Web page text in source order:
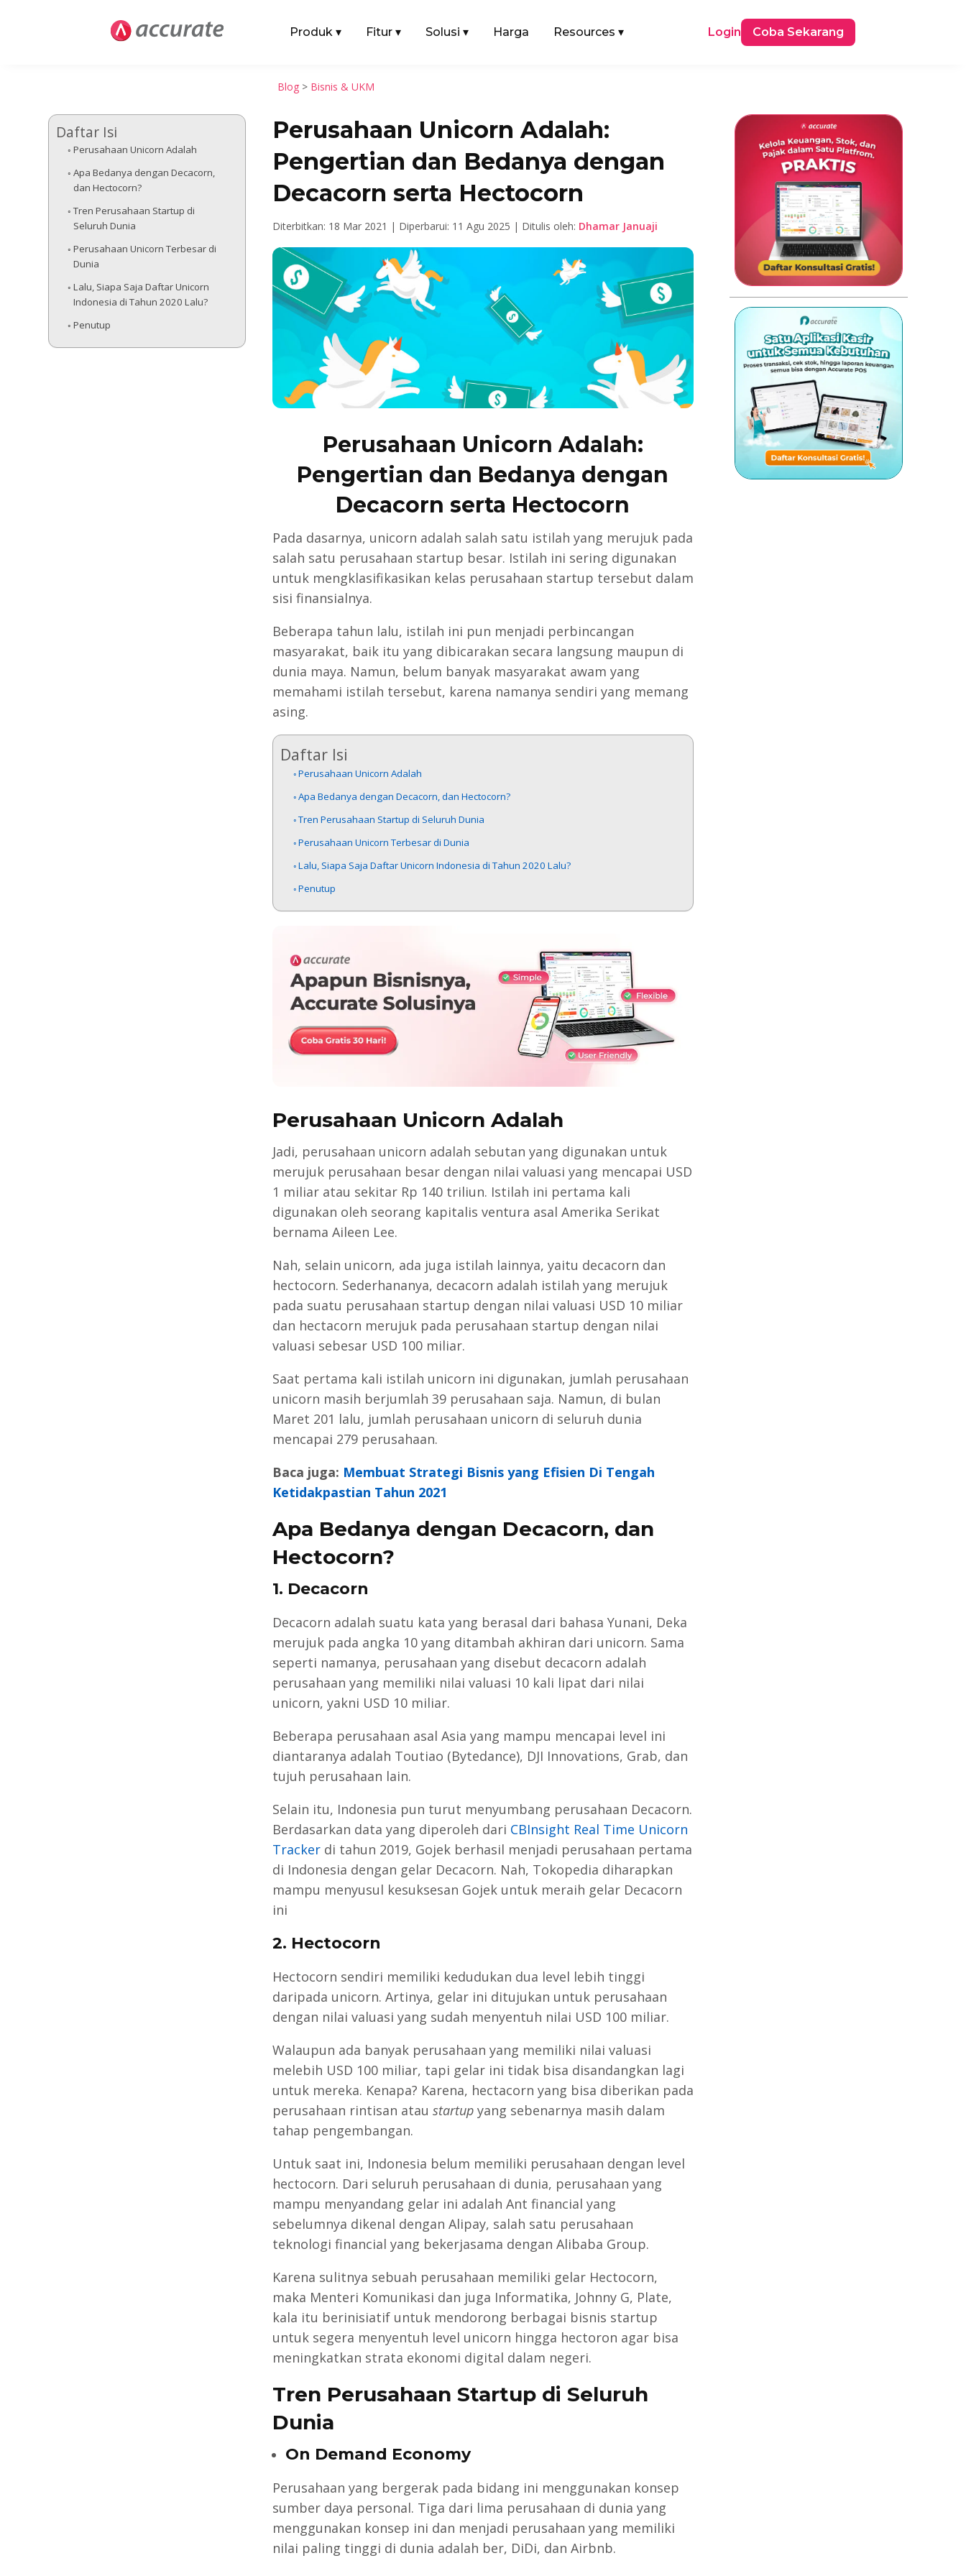
Produk ▾ Fitur ▾ Solusi ▾ Harga Resources ▾ Login Coba Sekarang
Blog > Bisnis & UKM
Daftar Isi
Perusahaan Unicorn Adalah
Apa Bedanya dengan Decacorn,
dan Hectocorn?
Tren Perusahaan Startup di
Seluruh Dunia
Perusahaan Unicorn Terbesar di
Dunia
Lalu, Siapa Saja Daftar Unicorn
Indonesia di Tahun 2020 Lalu?
Penutup
Perusahaan Unicorn Adalah:
Pengertian dan Bedanya dengan
Decacorn serta Hectocorn
Diterbitkan: 18 Mar 2021 | Diperbarui: 11 Agu 2025 | Ditulis oleh: Dhamar Januaji
Perusahaan Unicorn Adalah:
Pengertian dan Bedanya dengan
Decacorn serta Hectocorn
Pada dasarnya, unicorn adalah salah satu istilah yang merujuk pada
salah satu perusahaan startup besar. Istilah ini sering digunakan
untuk mengklasifikasikan kelas perusahaan startup tersebut dalam
sisi finansialnya.
Beberapa tahun lalu, istilah ini pun menjadi perbincangan
masyarakat, baik itu yang dibicarakan secara langsung maupun di
dunia maya. Namun, belum banyak masyarakat awam yang
memahami istilah tersebut, karena namanya sendiri yang memang
asing.
Daftar Isi
Perusahaan Unicorn Adalah
Apa Bedanya dengan Decacorn, dan Hectocorn?
Tren Perusahaan Startup di Seluruh Dunia
Perusahaan Unicorn Terbesar di Dunia
Lalu, Siapa Saja Daftar Unicorn Indonesia di Tahun 2020 Lalu?
Penutup
Perusahaan Unicorn Adalah
Jadi, perusahaan unicorn adalah sebutan yang digunakan untuk
merujuk perusahaan besar dengan nilai valuasi yang mencapai USD
1 miliar atau sekitar Rp 140 triliun. Istilah ini pertama kali
digunakan oleh seorang kapitalis ventura asal Amerika Serikat
bernama Aileen Lee.
Nah, selain unicorn, ada juga istilah lainnya, yaitu decacorn dan
hectocorn. Sederhananya, decacorn adalah istilah yang merujuk
pada suatu perusahaan startup dengan nilai valuasi USD 10 miliar
dan hectacorn merujuk pada perusahaan startup dengan nilai
valuasi sebesar USD 100 miliar.
Saat pertama kali istilah unicorn ini digunakan, jumlah perusahaan
unicorn masih berjumlah 39 perusahaan saja. Namun, di bulan
Maret 201 lalu, jumlah perusahaan unicorn di seluruh dunia
mencapai 279 perusahaan.
Baca juga: Membuat Strategi Bisnis yang Efisien Di Tengah
Ketidakpastian Tahun 2021
Apa Bedanya dengan Decacorn, dan
Hectocorn?
1. Decacorn
Decacorn adalah suatu kata yang berasal dari bahasa Yunani, Deka
merujuk pada angka 10 yang ditambah akhiran dari unicorn. Sama
seperti namanya, perusahaan yang disebut decacorn adalah
perusahaan yang memiliki nilai valuasi 10 kali lipat dari nilai
unicorn, yakni USD 10 miliar.
Beberapa perusahaan asal Asia yang mampu mencapai level ini
diantaranya adalah Toutiao (Bytedance), DJI Innovations, Grab, dan
tujuh perusahaan lain.
Selain itu, Indonesia pun turut menyumbang perusahaan Decacorn.
Berdasarkan data yang diperoleh dari CBInsight Real Time Unicorn
Trackerdi tahun 2019, Gojek berhasil menjadi perusahaan pertama
di Indonesia dengan gelar Decacorn. Nah, Tokopedia diharapkan
mampu menyusul kesuksesan Gojek untuk meraih gelar Decacorn
ini
2. Hectocorn
Hectocorn sendiri memiliki kedudukan dua level lebih tinggi
daripada unicorn. Artinya, gelar ini ditujukan untuk perusahaan
dengan nilai valuasi yang sudah menyentuh nilai USD 100 miliar.
Walaupun ada banyak perusahaan yang memiliki nilai valuasi
melebih USD 100 miliar, tapi gelar ini tidak bisa disandangkan lagi
untuk mereka. Kenapa? Karena, hectacorn yang bisa diberikan pada
perusahaan rintisan atau startupyang sebenarnya masih dalam
tahap pengembangan.
Untuk saat ini, Indonesia belum memiliki perusahaan dengan level
hectocorn. Dari seluruh perusahaan di dunia, perusahaan yang
mampu menyandang gelar ini adalah Ant financial yang
sebelumnya dikenal dengan Alipay, salah satu perusahaan
teknologi financial yang bekerjasama dengan Alibaba Group.
Karena sulitnya sebuah perusahaan memiliki gelar Hectocorn,
maka Menteri Komunikasi dan juga Informatika, Johnny G, Plate,
kala itu berinisiatif untuk mendorong berbagai bisnis startup
untuk segera menyentuh level unicorn hingga hectoron agar bisa
meningkatkan strata ekonomi digital dalam negeri.
Tren Perusahaan Startup di Seluruh
Dunia
On Demand Economy
Perusahaan yang bergerak pada bidang ini menggunakan konsep
sumber daya personal. Tiga dari lima perusahaan di dunia yang
menggunakan konsep ini dan menjadi perusahaan yang memiliki
nilai paling tinggi di dunia adalah ber, DiDi, dan Airbnb.